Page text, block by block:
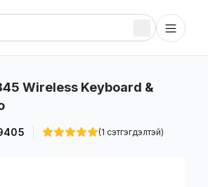
Wireless Keyboard &
(1 сэтгэгдэлтэй)